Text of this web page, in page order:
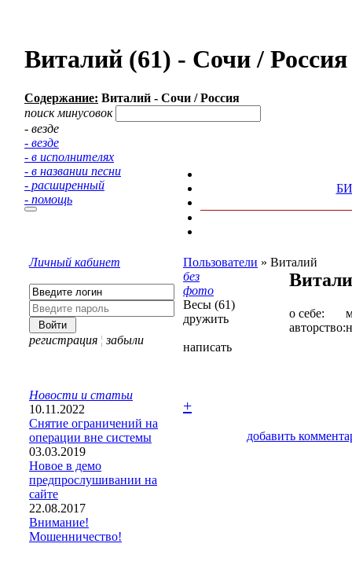
Виталий (61) - Сочи /
Содержание: Виталий - Сочи / Россия
поиск минусовок
- везде
- везде
- в исполнителях
- в названии песни
- расширенный
- помощь
Личный кабинет
регистрация ¦ забыли
Новости и статьи
10.11.2022
Снятие ограничений на
операции вне системы
03.03.2019
Новое в демо
предпрослушивании на
сайте
22.08.2017
Внимание!
Мошенничество!
Пользователи » Виталий
без
фото
Весы (61)
дружить
написать
о себе:
авторство:
+
добавить